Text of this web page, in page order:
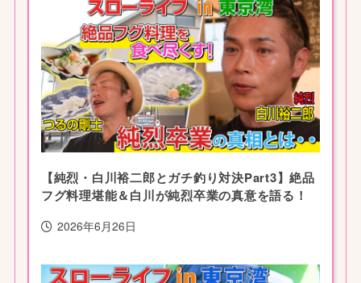
【純烈・白川裕二郎とガチ釣り対決Part3】絶品
フグ料理堪能＆白川が純烈卒業の真意を語る！
2026年6月26日